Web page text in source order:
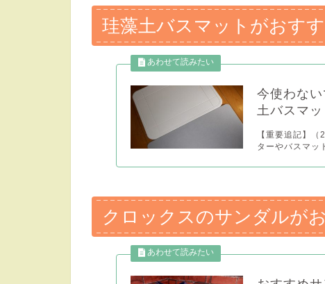
珪藻土バスマットがおすす
今使わな
土バスマッ
【重要追記】
ターやバスマッ
クロックスのサンダルが